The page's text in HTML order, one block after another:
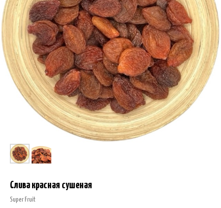
Слива красная сушеная
Super Fruit